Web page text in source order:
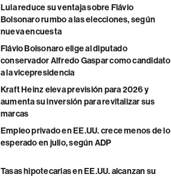
Lula reduce su ventaja sobre Flávio
Bolsonaro rumbo a las elecciones, según
nueva encuesta
Flávio Bolsonaro elige al diputado
conservador Alfredo Gaspar como candidato
a la vicepresidencia
Kraft Heinz eleva previsión para 2026 y
aumenta su inversión para revitalizar sus
marcas
Empleo privado en EE.UU. crece menos de lo
esperado en julio, según ADP
Tasas hipotecarias en EE.UU. alcanzan su